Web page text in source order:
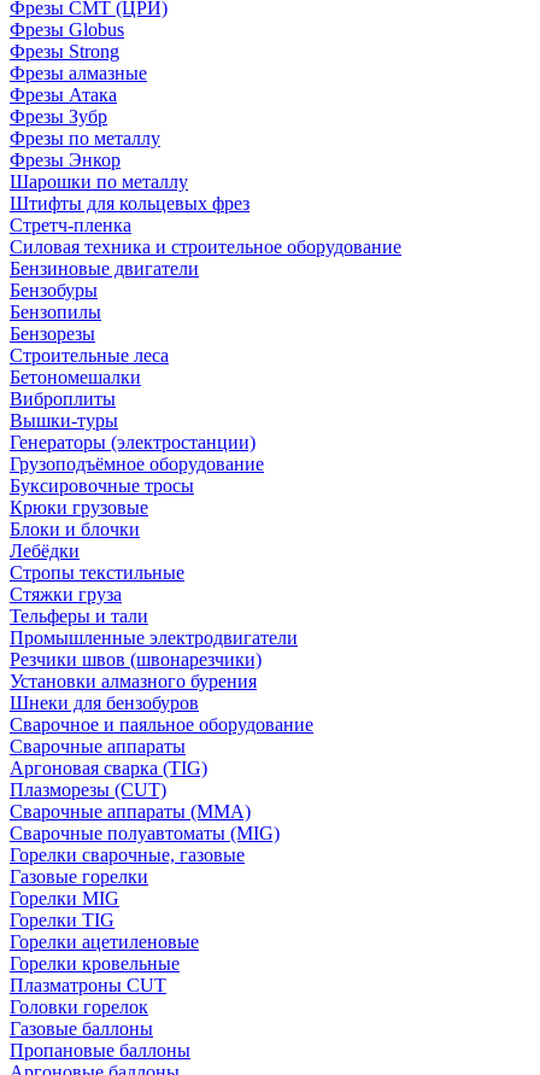
Фрезы CMT (ЦРИ)
Фрезы Globus
Фрезы Strong
Фрезы алмазные
Фрезы Атака
Фрезы Зубр
Фрезы по металлу
Фрезы Энкор
Шарошки по металлу
Штифты для кольцевых фрез
Стретч-пленка
Силовая техника и строительное оборудование
Бензиновые двигатели
Бензобуры
Бензопилы
Бензорезы
Строительные леса
Бетономешалки
Виброплиты
Вышки-туры
Генераторы (электростанции)
Грузоподъёмное оборудование
Буксировочные тросы
Крюки грузовые
Блоки и блочки
Лебёдки
Стропы текстильные
Стяжки груза
Тельферы и тали
Промышленные электродвигатели
Резчики швов (швонарезчики)
Установки алмазного бурения
Шнеки для бензобуров
Сварочное и паяльное оборудование
Сварочные аппараты
Аргоновая сварка (TIG)
Плазморезы (CUT)
Сварочные аппараты (MMA)
Сварочные полуавтоматы (MIG)
Горелки сварочные, газовые
Газовые горелки
Горелки MIG
Горелки TIG
Горелки ацетиленовые
Горелки кровельные
Плазматроны CUT
Головки горелок
Газовые баллоны
Пропановые баллоны